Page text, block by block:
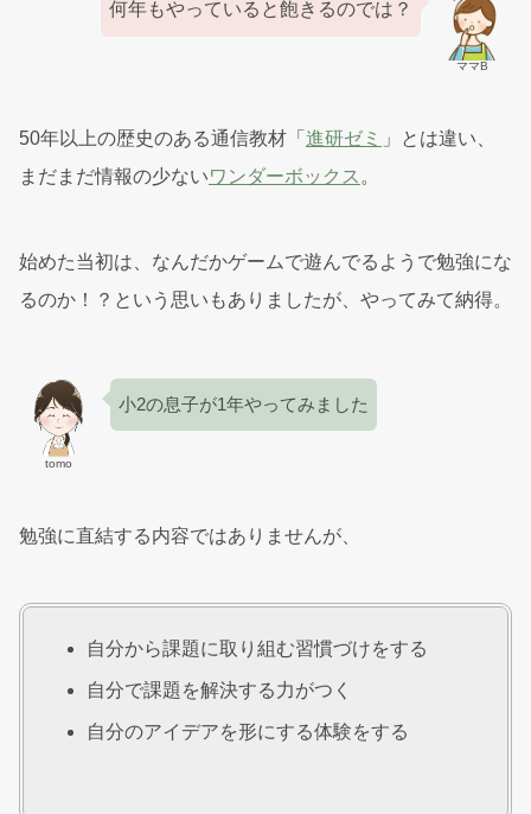
ママB
何年もやっていると飽きるのでは？
50年以上の歴史のある通信教材「 進研ゼミ
」とは違い、
まだまだ情報の少ないワンダーボックス 。
始めた当初は、なんだかゲームで遊んでるようで勉強にな
るのか！？という思いもありましたが、やってみて納得。
tomo
小2の息子が1年やってみました
勉強に直結する内容ではありませんが、
自分から課題に取り組む習慣づけをする
自分で課題を解決する力がつく
自分のアイデアを形にする体験をする